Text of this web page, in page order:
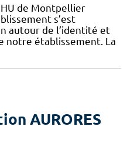
de Montpellier
s’est
autour de l’identité et
notre établissement. La
AURORES